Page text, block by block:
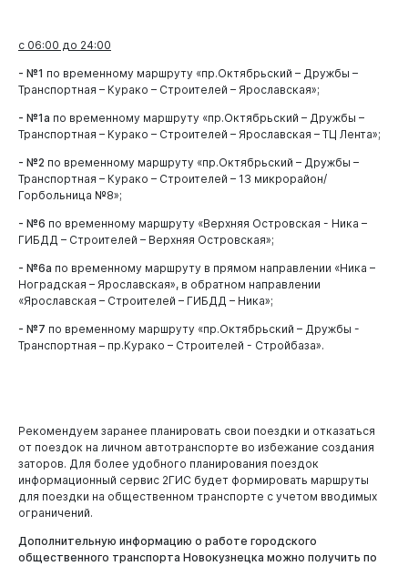
с 06:00 до 24:00
- №1 по временному маршруту «пр.Октябрьский – Дружбы –
Транспортная – Курако – Строителей – Ярославская»;
- №1а по временному маршруту «пр.Октябрьский – Дружбы –
Транспортная – Курако – Строителей – Ярославская – ТЦ Лента»;
- №2 по временному маршруту «пр.Октябрьский – Дружбы –
Транспортная – Курако – Строителей – 13 микрорайон/
Горбольница №8»;
- №6 по временному маршруту «Верхняя Островская - Ника –
ГИБДД – Строителей – Верхняя Островская»;
- №6а по временному маршруту в прямом направлении «Ника –
Ноградская – Ярославская», в обратном направлении
«Ярославская – Строителей – ГИБДД – Ника»;
- №7 по временному маршруту «пр.Октябрьский – Дружбы -
Транспортная – пр.Курако – Строителей - Стройбаза».
Рекомендуем заранее планировать свои поездки и отказаться
от поездок на личном автотранспорте во избежание создания
заторов. Для более удобного планирования поездок
информационный сервис 2ГИС будет формировать маршруты
для поездки на общественном транспорте с учетом вводимых
ограничений.
Дополнительную информацию о работе городского
общественного транспорта Новокузнецка можно получить по